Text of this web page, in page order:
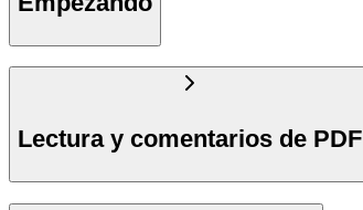
Lectura y comentarios de PDF